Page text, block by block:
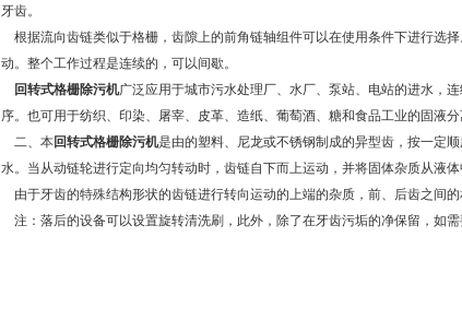
牙齿。
根据流向齿链类似于格栅，齿隙上的前角链轴组件可以在使用条件下进行选
动。整个工作过程是连续的，可以间歇。
回转式格栅除污机广泛应用于城市污水处理厂、水厂、泵站、电站的进水，
序。也可用于纺织、印染、屠宰、皮革、造纸、葡萄酒、糖和食品工业的固液分
二、本回转式格栅除污机是由的塑料、尼龙或不锈钢制成的异型齿，按一定
水。当从动链轮进行定向均匀转动时，齿链自下而上运动，并将固体杂质从液
由于牙齿的特殊结构形状的齿链进行转向运动的上端的杂质，前、后齿之间
注：落后的设备可以设置旋转清洗刷，此外，除了在牙齿污垢的净保留，如需